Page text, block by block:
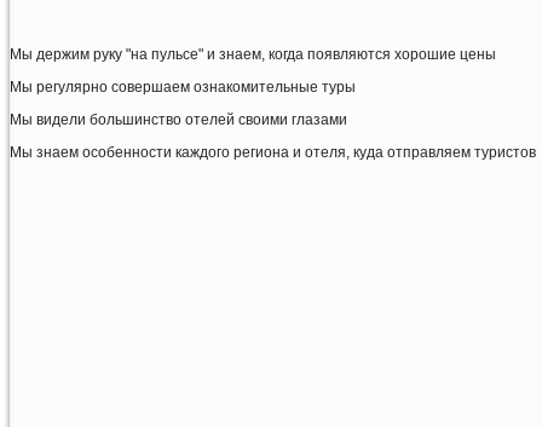
Мы держим руку "на пульсе" и знаем, когда появляются хорошие цены
Мы регулярно совершаем ознакомительные туры
Мы видели большинство отелей своими глазами
Мы знаем особенности каждого региона и отеля, куда отправляем туристов